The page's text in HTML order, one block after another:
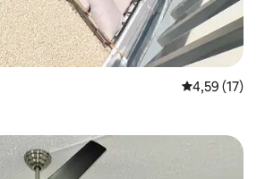
4,59 de uma
4,59 (17)